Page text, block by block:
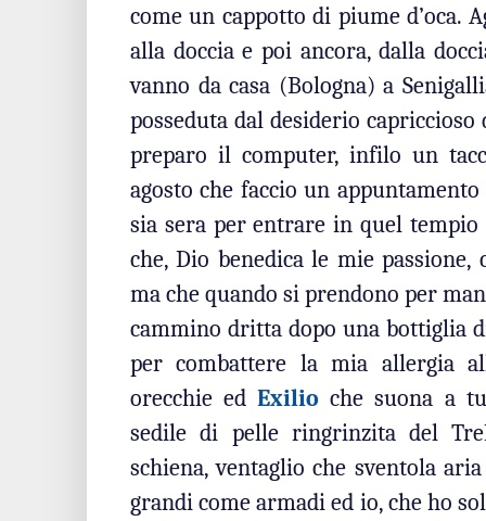
come un cappotto di piume d’oca.
alla doccia e poi ancora, dalla
vanno da casa (Bologna) a
posseduta dal desiderio
preparo il computer, infilo un
agosto che faccio un
sia sera per entrare in quel tempio
che, Dio benedica le mie
ma che quando si prendono per
cammino dritta dopo una bottiglia
per combattere la mia allergia
orecchie edExilio che suona a
sedile di pelle ringrinzita del
schiena, ventaglio che sventola
grandi come armadi ed io, che ho